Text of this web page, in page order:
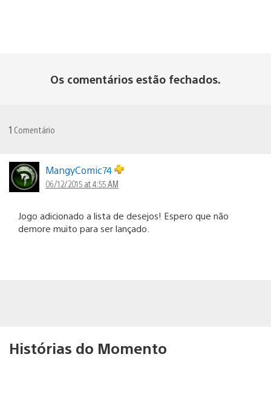
Os comentários estão fechados.
1 Comentário
MangyComic74
06/12/2015 at 4:55 AM
Jogo adicionado a lista de desejos! Espero que não
demore muito para ser lançado.
Histórias do Momento